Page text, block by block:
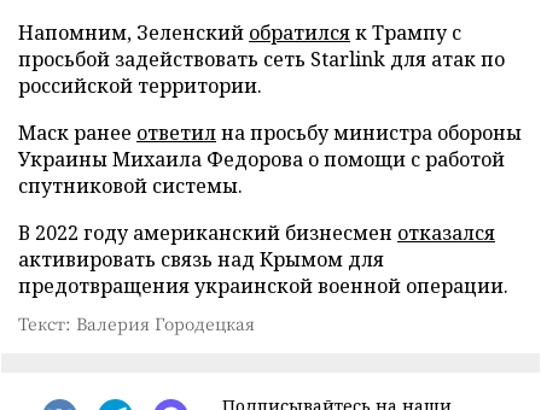
Напомним, Зеленский обратилсяк Трампу с
просьбой задействовать сеть Starlink для атак по
российской территории.
Маск ранее ответилна просьбу министра обороны
Украины Михаила Федорова о помощи с работой
спутниковой системы.
В 2022 году американский бизнесмен отказался
активировать связь над Крымом для
предотвращения украинской военной операции.
Текст: Валерия Городецкая